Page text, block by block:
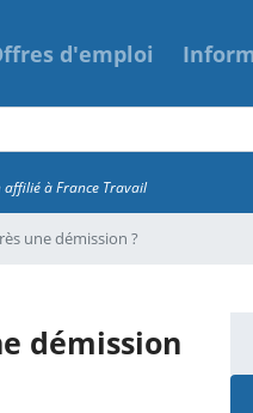
d'emploi
à France Travail
une démission ?
démission